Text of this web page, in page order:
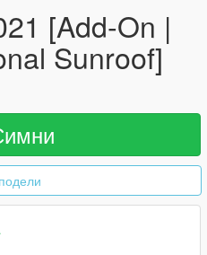
[Add-On |
Sunroof]